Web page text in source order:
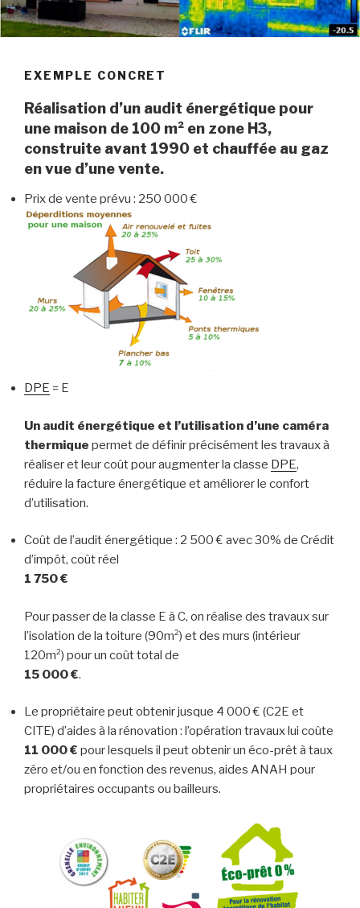
EXEMPLE CONCRET
Réalisation d’un audit énergétique pour
une maison de 100 m² en zone H3,
construite avant 1990 et chauffée au gaz
en vue d’une vente.
Prix de vente prévu : 250 000 €
DPE = E
Un audit énergétique et l’utilisation d’une caméra
thermique permet de définir précisément les travaux à
réaliser et leur coût pour augmenter la classe DPE,
réduire la facture énergétique et améliorer le confort
d’utilisation.
Coût de l’audit énergétique : 2 500 € avec 30% de Crédit
d’impôt, coût réel
1 750 €
Pour passer de la classe E à C, on réalise des travaux sur
l’isolation de la toiture (90m²) et des murs (intérieur
120m²) pour un coût total de
15 000 €.
Le propriétaire peut obtenir jusque 4 000 € (C2E et
CITE) d’aides à la rénovation : l’opération travaux lui coûte
11 000€ pour lesquels il peut obtenir un éco-prêt à taux
zéro et/ou en fonction des revenus, aides ANAH pour
propriétaires occupants ou bailleurs.